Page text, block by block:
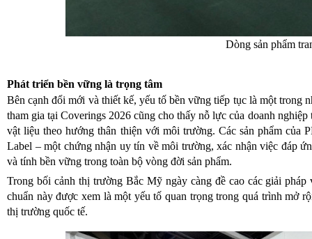
Dòng sản phẩm
Phát triển bền vững là trọng tâm
Bên cạnh đổi mới và thiết kế, yếu tố bền vững tiếp tục là một trong
tham gia tại Coverings 2026 cũng cho thấy nỗ lực của doanh
vật liệu theo hướng thân thiện với môi trường. Các sản phẩm của
Label – một chứng nhận uy tín về môi trường, xác nhận việc đáp
và tính bền vững trong toàn bộ vòng đời sản phẩm.
Trong bối cảnh thị trường Bắc Mỹ ngày càng đề cao các giải
chuẩn này được xem là một yếu tố quan trọng trong quá trình mở
thị trường quốc tế.